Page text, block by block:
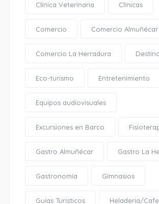
Clínica Veterinaria Clínicas
Comercio Comercio Almuñécar
Comercio La Herradura
Eco-turismo Entretenimiento
Equipos audiovisuales
Excursiones en Barco
Gastro Almuñécar Gastro La
Gastronomía Gimnasios
Guías Turísticos Heladería/